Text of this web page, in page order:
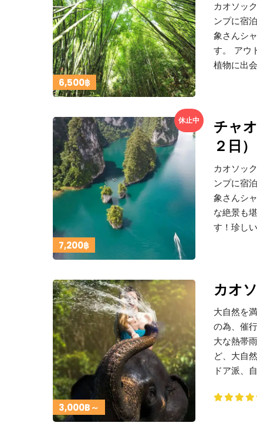
6,500฿
カオソッ
ンプに宿
象さんシ
す。 アウ
植物に出
休止中
7,200฿
チャ
２日）
カオソッ
ンプに宿
象さんシ
な絶景も
す！珍し
3,000B～
カオ
大自然を
の為、催
大な熱帯
ど、大自
ドア派、